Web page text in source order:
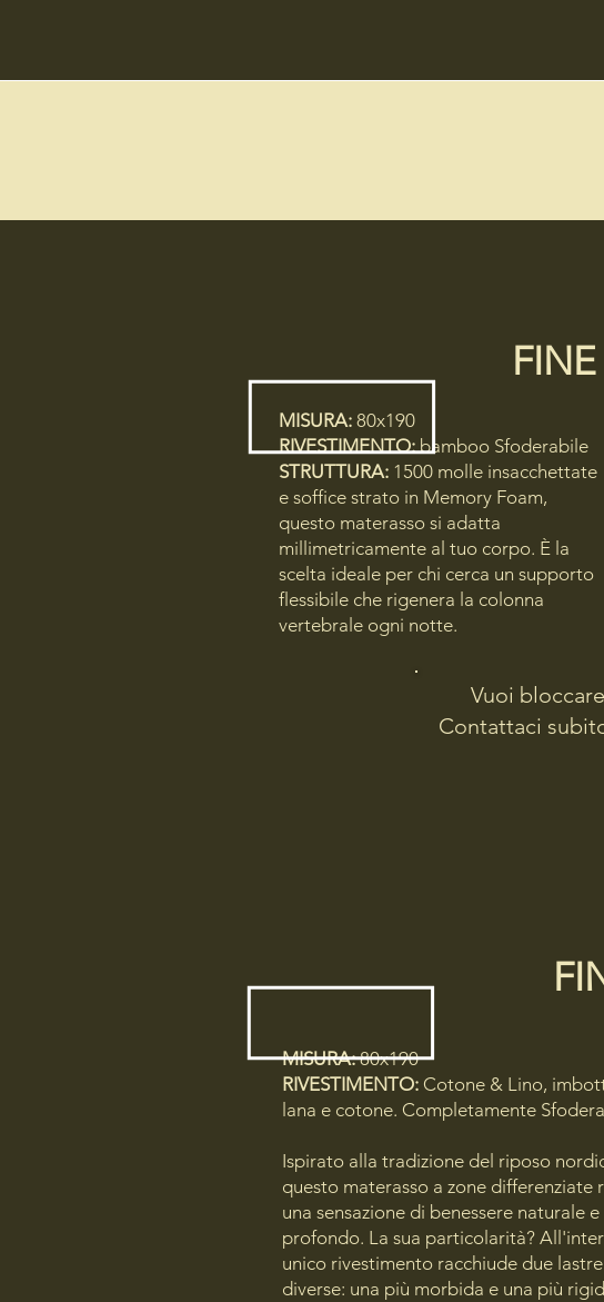
MISURA: 80x190
RIVESTIMENTO:bamboo Sfoderabile
STRUTTURA: 1500 molle insacchettate
e soffice strato in Memory Foam,
questo materasso si adatta
millimetricamente al tuo corpo. È la
scelta ideale per chi cerca un supporto
flessibile che rigenera la colonna
vertebrale ogni notte.
Vuoi
Contattaci
MISURA:80x190
RIVESTIMENTO: Cotone & Lino,
lana e cotone. Completamente
Ispirato alla tradizione del riposo
questo materasso a zone differenziate
una sensazione di benessere naturale e
profondo. La sua particolarità?
unico rivestimento racchiude due lastre
diverse: una più morbida e una più